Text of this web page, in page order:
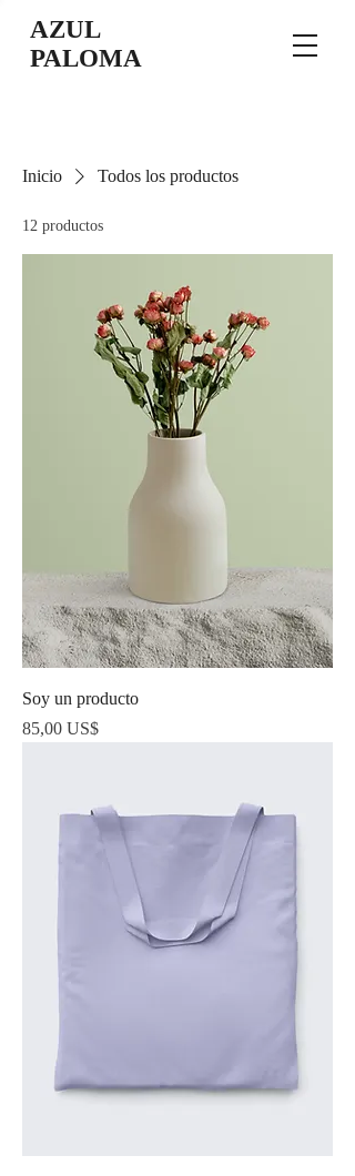
AZUL
PALOMA
Inicio Todos los productos
12 productos
Soy un producto
Precio
85,00 US$